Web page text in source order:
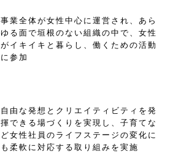
事業全体が女性中心に運営され、あら
ゆる面で垣根のない組織の中で、女性
がイキイキと暮らし、働くための活動
に参加
自由な発想とクリエイティビティを発
揮できる場づくりを実現し、子育てな
ど女性社員のライフステージの変化に
も柔軟に対応する取り組みを実施